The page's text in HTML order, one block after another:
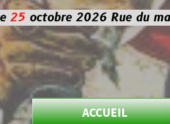
2026Rue du marché
ACCUEIL